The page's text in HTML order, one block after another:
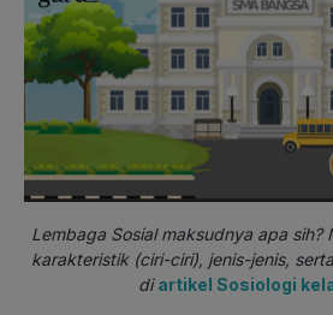
Lembaga Sosial maksudnya apa sih?
karakteristik (ciri-ciri), jenis-jenis,
diartikel Sosiologi